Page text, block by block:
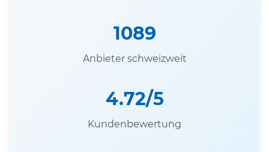
1089
Anbieter schweizweit
4.72/5
Kundenbewertung